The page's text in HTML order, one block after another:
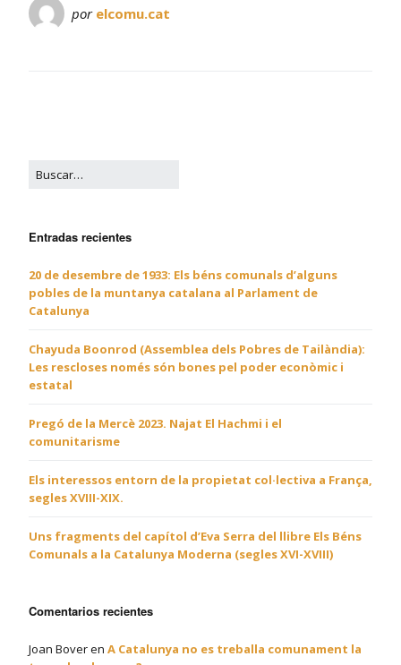
por elcomu.cat
Entradas recientes
20 de desembre de 1933: Els béns comunals d’alguns
pobles de la muntanya catalana al Parlament de
Catalunya
Chayuda Boonrod (Assemblea dels Pobres de Tailàndia):
Les rescloses només són bones pel poder econòmic i
estatal
Pregó de la Mercè 2023. Najat El Hachmi i el
comunitarisme
Els interessos entorn de la propietat col·lectiva a França,
segles XVIII-XIX.
Uns fragments del capítol d’Eva Serra del llibre Els Béns
Comunals a la Catalunya Moderna (segles XVI-XVIII)
Comentarios recientes
Joan Boveren A Catalunya no es treballa comunament la